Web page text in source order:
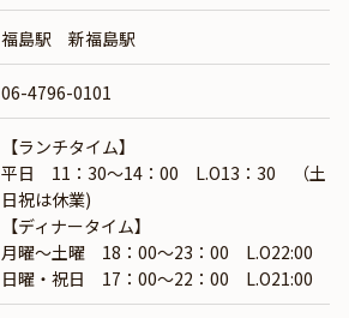
福島駅 新福島駅
06-4796-0101
【ランチタイム】
平日 11：30～14：00 L.O13：30 （土
日祝は休業)
【ディナータイム】
月曜〜土曜 18：00～23：00 L.O22:00
日曜・祝日 17：00～22：00 L.O21:00